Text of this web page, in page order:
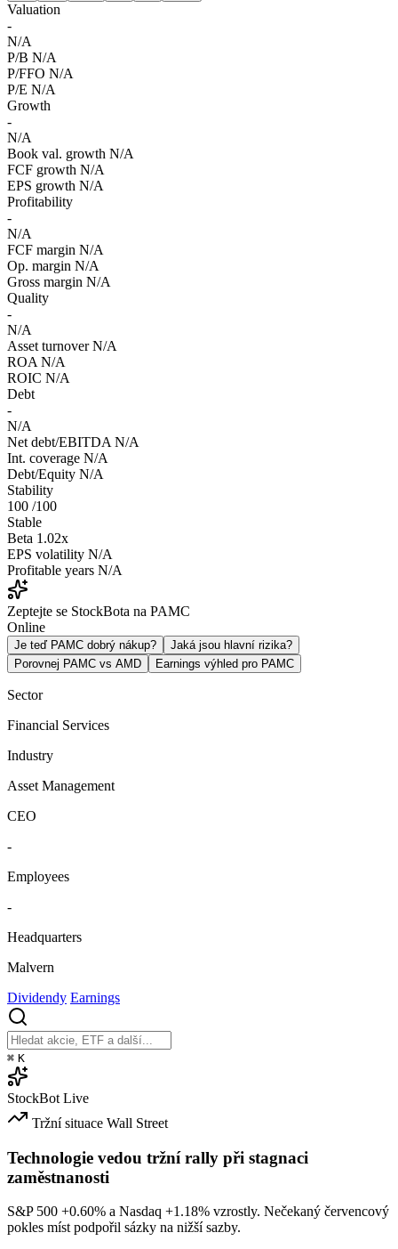
Valuation
-
N/A
P/B N/A
P/FFO N/A
P/E N/A
Growth
-
N/A
Book val. growth N/A
FCF growth N/A
EPS growth N/A
Profitability
-
N/A
FCF margin N/A
Op. margin N/A
Gross margin N/A
Quality
-
N/A
Asset turnover N/A
ROA N/A
ROIC N/A
Debt
-
N/A
Net debt/EBITDA N/A
Int. coverage N/A
Debt/Equity N/A
Stability
100 /100
Stable
Beta 1.02x
EPS volatility N/A
Profitable years N/A
Zeptejte se StockBota na PAMC
Online
Je teď PAMC dobrý nákup?
Jaká jsou hlavní rizika?
Porovnej PAMC vs AMD
Earnings výhled pro PAMC
Sector
Financial Services
Industry
Asset Management
CEO
-
Employees
-
Headquarters
Malvern
Dividendy Earnings
⌘ K
StockBot Live
Tržní situace Wall Street
Technologie vedou tržní rally při stagnaci
zaměstnanosti
S&P 500 +0.60% a Nasdaq +1.18% vzrostly. Nečekaný červencový
pokles míst podpořil sázky na nižší sazby.